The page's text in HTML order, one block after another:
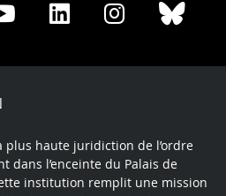
Share
Youtube
Share
LinkedIn
Share
Instagram
plus haute juridiction de l’ordre
dans l’enceinte du Palais de
institution remplit une mission